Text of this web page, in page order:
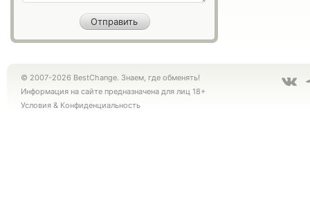
© 2007-2026 BestChange. Знаем, где обменять!
Информация на сайте предназначена для лиц 18+
Условия & Конфиденциальность